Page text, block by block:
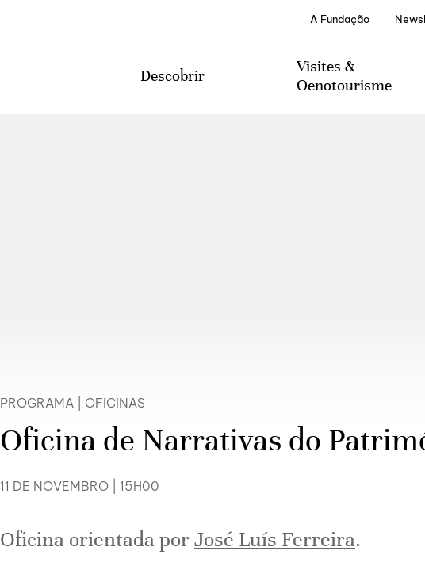
A Fundação
Descobrir
Visites &
Oenotourisme
PROGRAMA OFICINAS
Oficina de Narrativas do
11 DE NOVEMBRO | 15H00
Oficina orientada porJosé Luís Ferreira.